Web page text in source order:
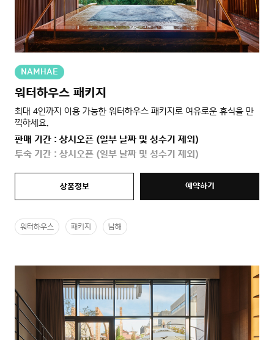
NAMHAE
워터하우스 패키지
최대 4인까지 이용 가능한 워터하우스 패키지로 여유로운 휴식을 만
끽하세요.
판매 기간 : 상시오픈 (일부 날짜 및 성수기 제외)
투숙 기간 : 상시오픈 (일부 날짜 및 성수기 제외)
상품정보 예약하기
워터하우스 패키지 남해